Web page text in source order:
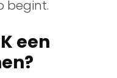
begint.
een